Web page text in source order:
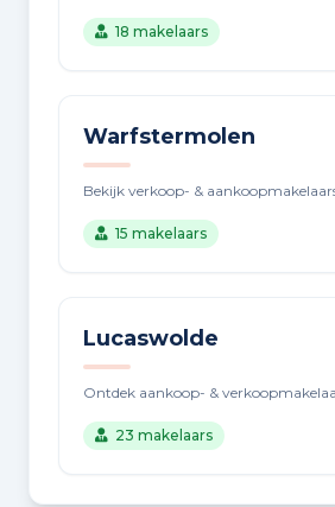
18 makelaars
Warfstermolen
Bekijk verkoop- &
15 makelaars
Lucaswolde
Ontdek aankoop- &
23 makelaars